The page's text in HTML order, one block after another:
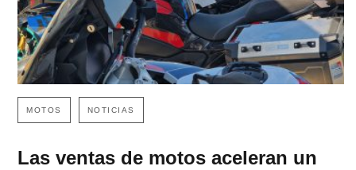
MOTOS NOTICIAS
Las ventas de motos aceleran un